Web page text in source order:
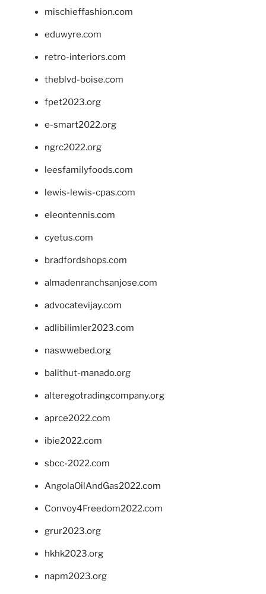
mischieffashion.com
eduwyre.com
retro-interiors.com
theblvd-boise.com
fpet2023.org
e-smart2022.org
ngrc2022.org
leesfamilyfoods.com
lewis-lewis-cpas.com
eleontennis.com
cyetus.com
bradfordshops.com
almadenranchsanjose.com
advocatevijay.com
adlibilimler2023.com
naswwebed.org
balithut-manado.org
alteregotradingcompany.org
aprce2022.com
ibie2022.com
sbcc-2022.com
AngolaOilAndGas2022.com
Convoy4Freedom2022.com
grur2023.org
hkhk2023.org
napm2023.org